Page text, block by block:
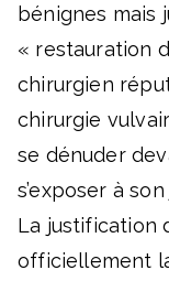
bénignes mais
« restauration
chirurgien
chirurgie
se dénuder
s’exposer à
La justification
officiellement